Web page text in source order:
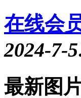
在线会
2024-7-5
最新图